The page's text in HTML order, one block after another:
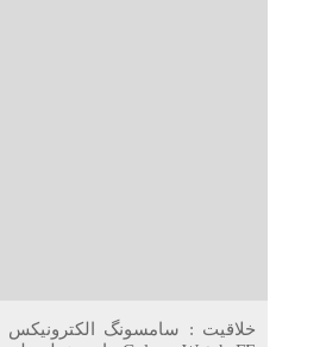
خلاقیت : سامسونگ الکترونیکس